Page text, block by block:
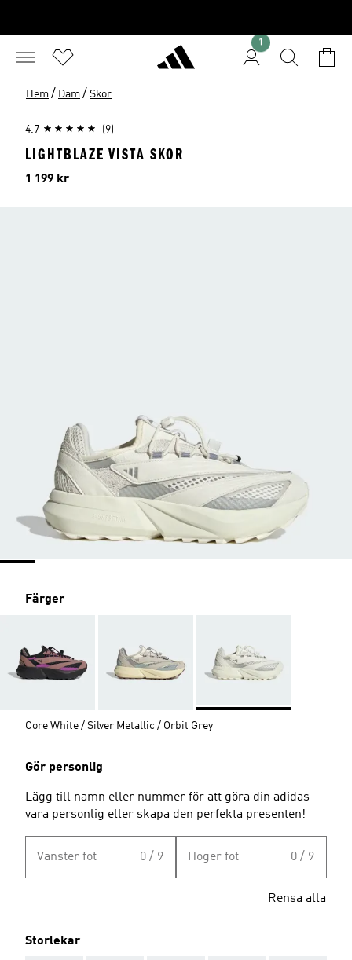
1
Hem / Dam / Skor
4.7 (9)
LIGHTBLAZE VISTA SKOR
Pris
1 199 kr
Färger
Core White / Silver Metallic / Orbit Grey
Gör personlig
Lägg till namn eller nummer för att göra din adidas
vara personlig eller skapa den perfekta presenten!
Vänster fot 0 / 9 Höger fot 0 / 9
Rensa alla
Storlekar